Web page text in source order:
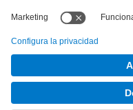
© UPC
Mapa
Aviso legal